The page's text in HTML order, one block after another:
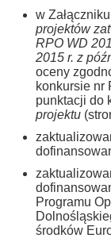
w
projektów
RPO WD
2015 r. z
oceny
konkursie nr
punktacji do
projektu
Programu
środków